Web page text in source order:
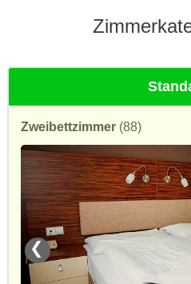
Zweibettzimmer (88)
❮